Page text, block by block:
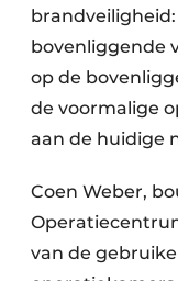
bovenliggende
op de
de voormalige
aan de huidige
Coen Weber,
van de